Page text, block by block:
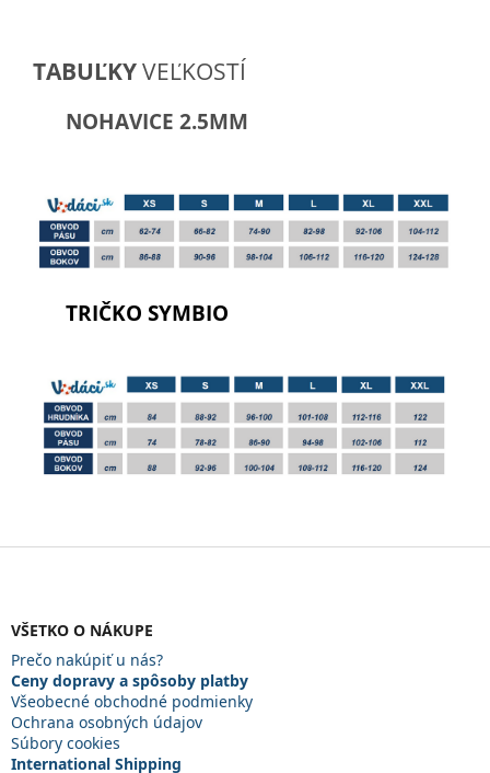
TABUĽKYVEĽKOSTÍ
NOHAVICE 2.5MM
TRIČKO SYMBIO
Z
VŠETKO O NÁKUPE
Prečo nakúpiť u nás?
Ceny dopravy a spôsoby platby
Všeobecné obchodné podmienky
Ochrana osobných údajov
Súbory cookies
International Shipping